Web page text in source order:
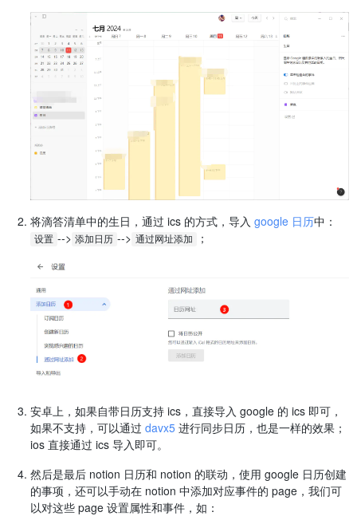
将滴答清单中的生日，通过 ics 的方式，导入 google 日历中：
设置 ​--> 添加日历 ​--> 通过网址添加 ​；
安卓上，如果自带日历支持 ics，直接导入 google 的 ics 即可，
如果不支持，可以通过 davx5 进行同步日历，也是一样的效果；
ios 直接通过 ics 导入即可。
然后是最后 notion 日历和 notion 的联动，使用 google 日历创建
的事项，还可以手动在 notion 中添加对应事件的 page，我们可
以对这些 page 设置属性和事件，如：